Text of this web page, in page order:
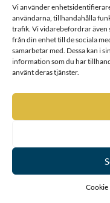
Vi använder
användarna, tillhandahålla
trafik. Vi vidarebefordrar
från din enhet till de sociala
samarbetar med. Dessa kan i
information som du har
använt deras tjänster.
Cookie
1627
Blixenstråle
1603
von Block
1703
Blomcreutz
1585
Blomfelt
294
Boije af
1713
von Boisman
64
Bonde af
1979
Brakel
Braunerhielm